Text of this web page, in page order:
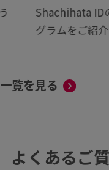
Shachihata ID
グラムをご紹介
一覧を見る
よくあるご